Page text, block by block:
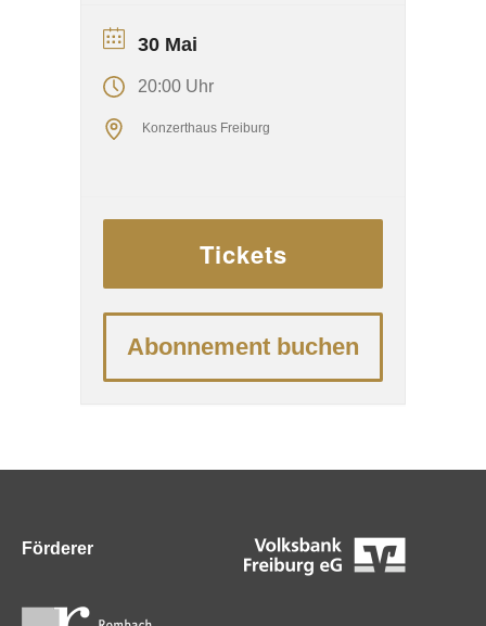
Mallwitz zu den international
herausragenden Dirigentinnen
Zeitschrift „Opernwelt“ zur
ausgezeichnet, steht sie seit der
des Konzerthausorchesters
30 Mai
20:00 Uhr
Konzerthaus Freiburg
Tickets
Abonnement buchen
Förderer